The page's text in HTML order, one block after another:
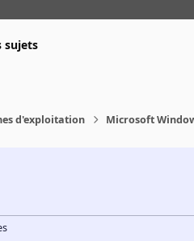
sujets
d'exploitation Microsoft